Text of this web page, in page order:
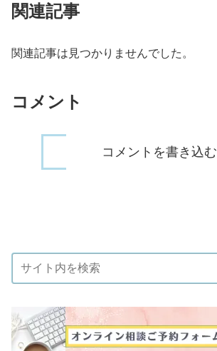
関連記事
関連記事は見つかりませんでした。
コメント
コメントを書き込む